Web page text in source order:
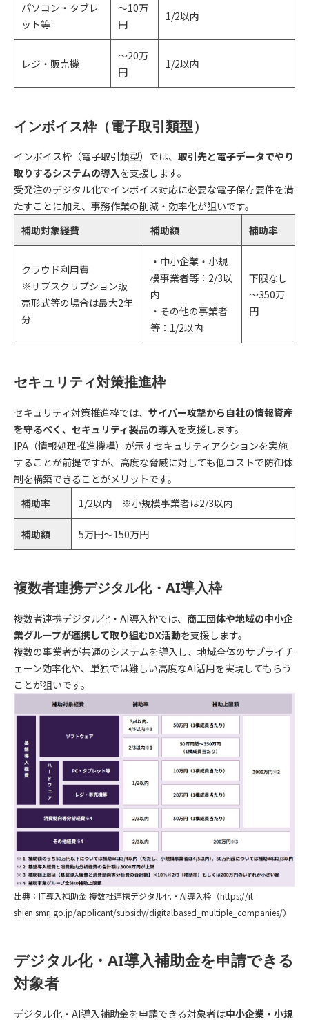
パソコン・タブレ
ット等
～10万
円
1/2以内
レジ・販売機
～20万
円
1/2以内
インボイス枠（電子取引類型）
インボイス枠（電子取引類型）では、 取引先と電子データでやり
取りするシステムの導入を支援します。
受発注のデジタル化でインボイス対応に必要な電子保存要件を満
たすことに加え、事務作業の削減・効率化が狙いです。
補助対象経費
補助額 補助率
クラウド利用費
※サブスクリプション販
売形式等の場合は最大2年
分
・中小企業・小規
模事業者等：2/3以
内
・その他の事業者
等：1/2以内
下限なし
～350万
円
セキュリティ対策推進枠
セキュリティ対策推進枠では、 サイバー攻撃から自社の情報資産
を守るべく、セキュリティ製品の導入を支援します。
IPA（情報処理推進機構）が示すセキュリティアクションを実施
することが前提ですが、高度な脅威に対しても低コストで防御体
制を構築できることがメリットです。
補助率
1/2以内 ※小規模事業者は2/3以内
補助額 5万円～150万円
複数者連携デジタル化・AI導入枠
複数者連携デジタル化・AI導入枠では、 商工団体や地域の中小企
業グループが連携して取り組むDX活動を支援します。
複数の事業者が共通のシステムを導入し、地域全体のサプライチ
ェーン効率化や、単独では難しい高度なAI活用を実現してもらう
ことが狙いです。
出典：IT導入補助金 複数社連携デジタル化・AI導入枠（https://it-
shien.smrj.go.jp/applicant/subsidy/digitalbased_multiple_companies/）
デジタル化・AI導入補助金を申請できる
対象者
デジタル化・AI導入補助金を申請できる対象者は中小企業・小規